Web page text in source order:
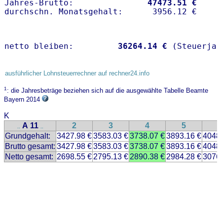
Jahres-Brutto: 47473.51 €
netto bleiben: 36264.14 €
ausführlicher Lohnsteuerrechner auf rechner24.info
1: die Jahresbeträge beziehen sich auf die ausgewählte Tabelle Beamte
Bayern 2014
K
.. A 11 .. 2 3 4 5
Grundgehalt:
3427.98 €3583.03 €3738.07 €3893.16 €
Brutto gesamt: 3427.98 €3583.03 €3738.07 €3893.16 €
Netto gesamt: 2698.55 € 2795.13 € 2890.38 € 2984.28 €